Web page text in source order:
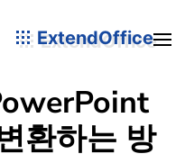
ExtendOffice
환하는 방